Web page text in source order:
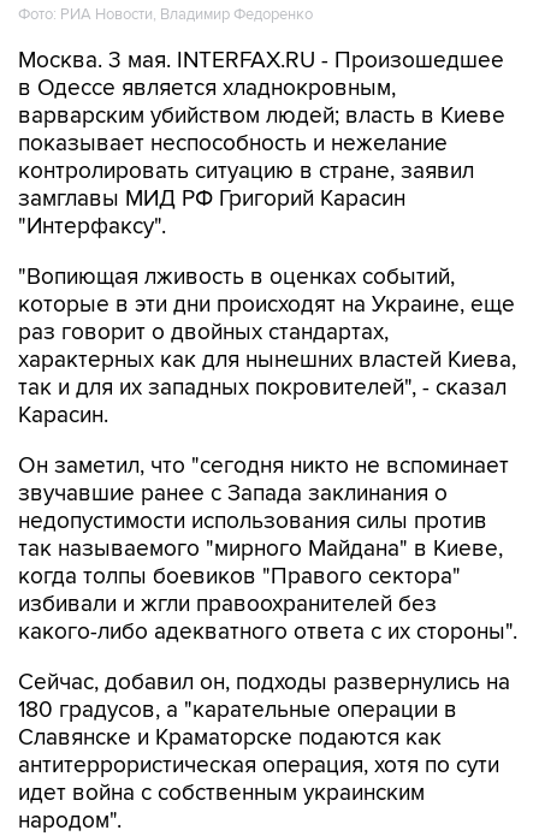
Фото: РИА Новости, Владимир Федоренко
Москва. 3 мая. INTERFAX.RU - Произошедшее
в Одессе является хладнокровным,
варварским убийством людей; власть в Киеве
показывает неспособность и нежелание
контролировать ситуацию в стране, заявил
замглавы МИД РФ Григорий Карасин
"Интерфаксу".
"Вопиющая лживость в оценках событий,
которые в эти дни происходят на Украине, еще
раз говорит о двойных стандартах,
характерных как для нынешних властей Киева,
так и для их западных покровителей", - сказал
Карасин.
Он заметил, что "сегодня никто не вспоминает
звучавшие ранее с Запада заклинания о
недопустимости использования силы против
так называемого "мирного Майдана" в Киеве,
когда толпы боевиков "Правого сектора"
избивали и жгли правоохранителей без
какого-либо адекватного ответа с их стороны".
Сейчас, добавил он, подходы развернулись на
180 градусов, а "карательные операции в
Славянске и Краматорске подаются как
антитеррористическая операция, хотя по сути
идет война с собственным украинским
народом".